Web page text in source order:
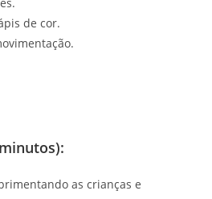
de cor.
as crianças e